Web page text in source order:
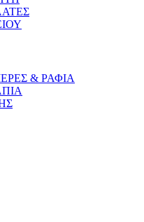
& ΡΑΦΙΑ